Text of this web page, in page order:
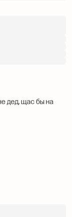
дед, щас бы на